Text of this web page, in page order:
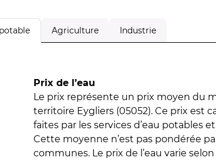
Agriculture Industrie
Prix de l’eau
Le prix représente un prix moyen du
territoire Eygliers (05052). Ce prix est
faites par les services d’eau potables
Cette moyenne n’est pas pondérée
communes. Le prix de l’eau varie